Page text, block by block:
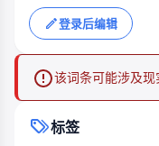
登录后编辑
该词条可能涉及现
标签